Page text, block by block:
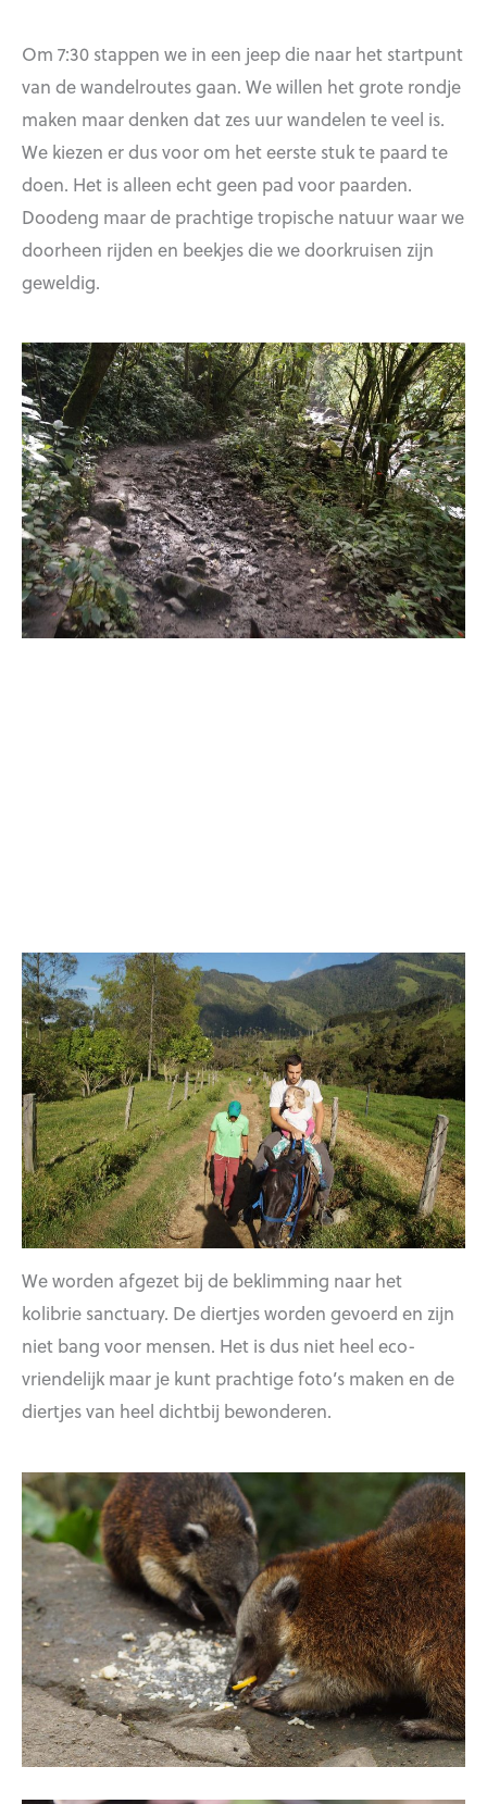
Om 7:30 stappen we in een jeep die naar het startpunt
van de wandelroutes gaan. We willen het grote rondje
maken maar denken dat zes uur wandelen te veel is.
We kiezen er dus voor om het eerste stuk te paard te
doen. Het is alleen echt geen pad voor paarden.
Doodeng maar de prachtige tropische natuur waar we
doorheen rijden en beekjes die we doorkruisen zijn
geweldig.
We worden afgezet bij de beklimming naar het
kolibrie sanctuary. De diertjes worden gevoerd en zijn
niet bang voor mensen. Het is dus niet heel eco-
vriendelijk maar je kunt prachtige foto’s maken en de
diertjes van heel dichtbij bewonderen.